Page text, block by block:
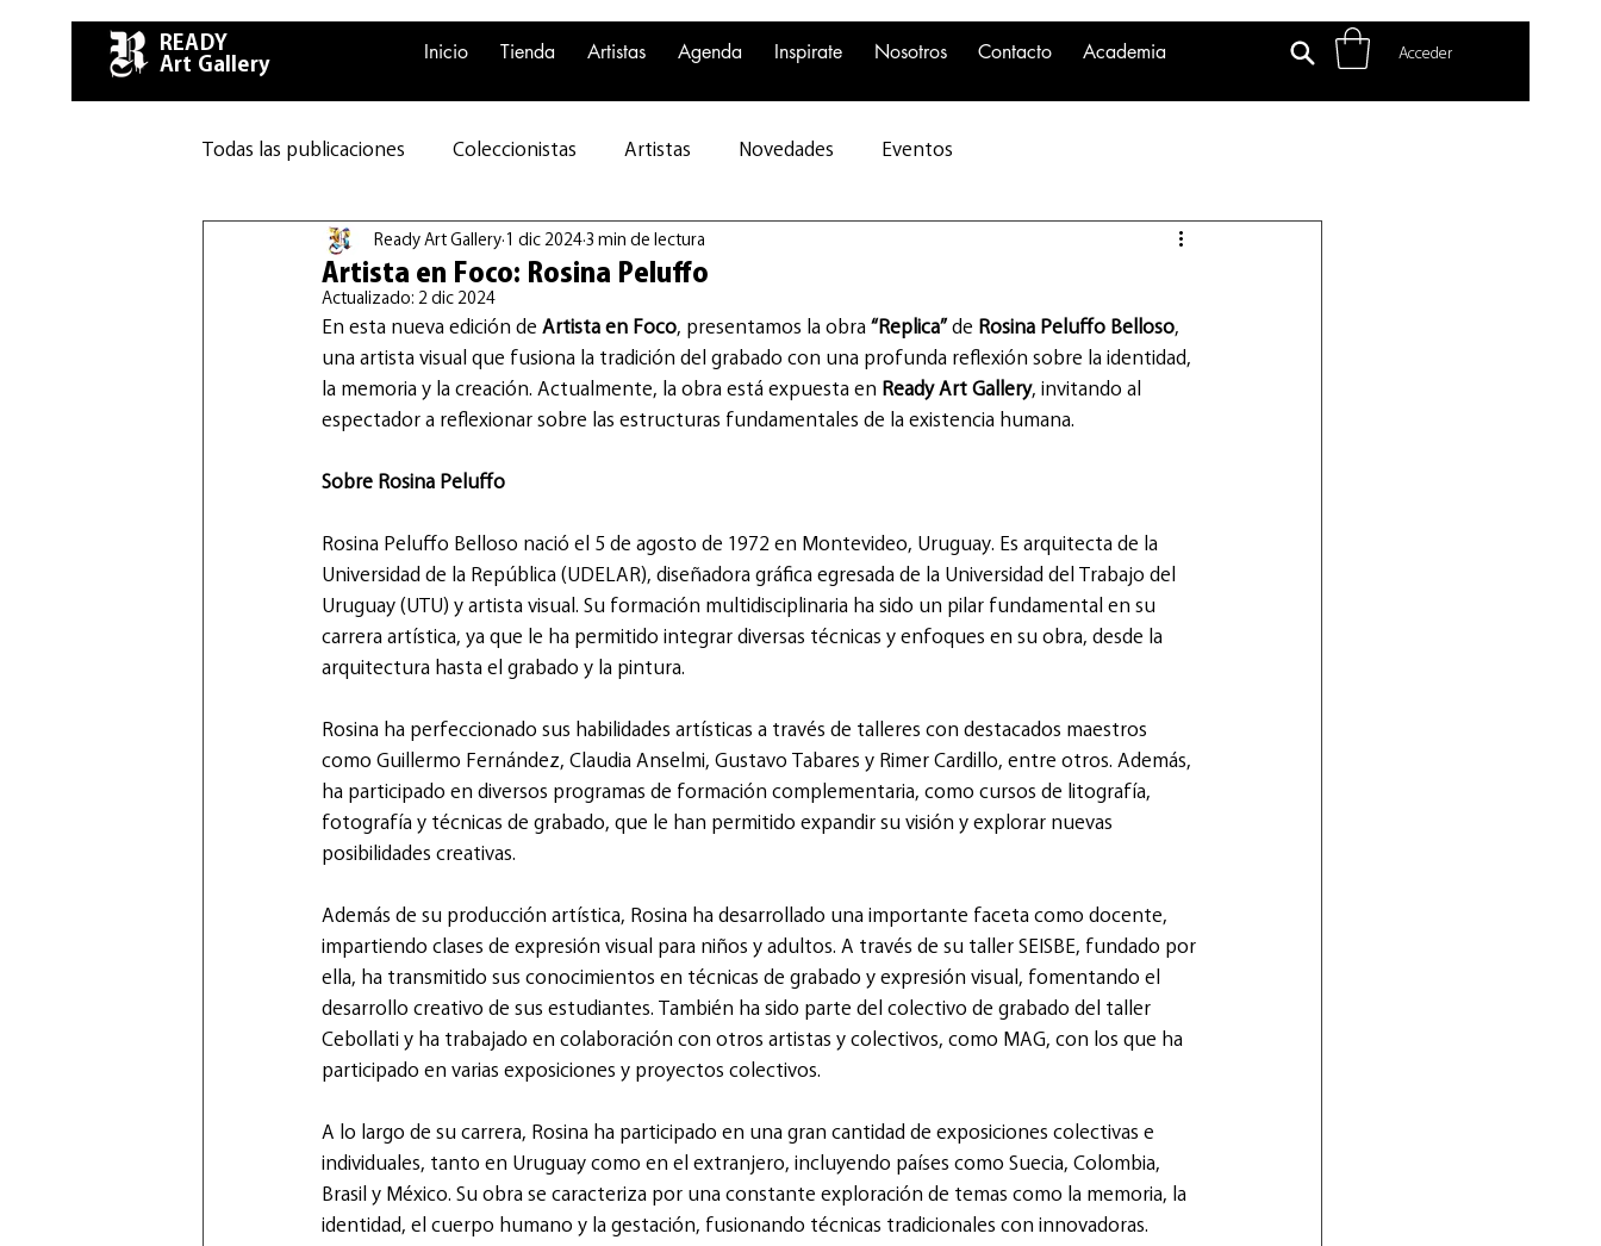
READY
Art Gallery
Inicio Tienda Artistas Agenda Inspirate Nosotros Contacto Academia Acceder
Todas las publicaciones Coleccionistas Artistas Novedades Eventos
Artista en Foco: Rosina Peluffo
Ready Art Gallery 1 dic 2024 3 min de lectura
Actualizado: 2 dic 2024
En esta nueva edición de Artista en Foco , presentamos la obra “Replica” de Rosina Peluffo Belloso
una artista visual que fusiona la tradición del grabado con una profunda reflexión sobre la identidad,
la memoria y la creación. Actualmente, la obra está expuesta en Ready Art Gallery, invitando al
espectador a reflexionar sobre las estructuras fundamentales de la existencia humana.
Sobre Rosina Peluffo
Rosina Peluffo Belloso nació el 5 de agosto de 1972 en Montevideo, Uruguay. Es arquitecta de la
Universidad de la República (UDELAR), diseñadora gráfica egresada de la Universidad del Trabajo del
Uruguay (UTU) y artista visual. Su formación multidisciplinaria ha sido un pilar fundamental en su
carrera artística, ya que le ha permitido integrar diversas técnicas y enfoques en su obra, desde la
arquitectura hasta el grabado y la pintura.
Rosina ha perfeccionado sus habilidades artísticas a través de talleres con destacados maestros
como Guillermo Fernández, Claudia Anselmi, Gustavo Tabares y Rimer Cardillo, entre otros. Además,
ha participado en diversos programas de formación complementaria, como cursos de litografía,
fotografía y técnicas de grabado, que le han permitido expandir su visión y explorar nuevas
posibilidades creativas.
Además de su producción artística, Rosina ha desarrollado una importante faceta como docente,
impartiendo clases de expresión visual para niños y adultos. A través de su taller SEISBE, fundado por
ella, ha transmitido sus conocimientos en técnicas de grabado y expresión visual, fomentando el
desarrollo creativo de sus estudiantes. También ha sido parte del colectivo de grabado del taller
Cebollati y ha trabajado en colaboración con otros artistas y colectivos, como MAG, con los que ha
participado en varias exposiciones y proyectos colectivos.
A lo largo de su carrera, Rosina ha participado en una gran cantidad de exposiciones colectivas e
individuales, tanto en Uruguay como en el extranjero, incluyendo países como Suecia, Colombia,
Brasil y México. Su obra se caracteriza por una constante exploración de temas como la memoria, la
identidad, el cuerpo humano y la gestación, fusionando técnicas tradicionales con innovadoras.